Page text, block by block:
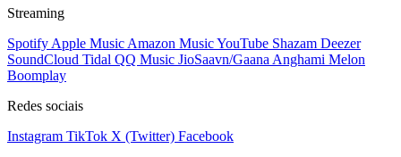
Streaming
Spotify Apple Music Amazon MusicYouTube Shazam Deezer
SoundCloud Tidal QQ Music JioSaavn/Gaana Anghami Melon
Boomplay
Redes sociais
Instagram TikTok X (Twitter) Facebook